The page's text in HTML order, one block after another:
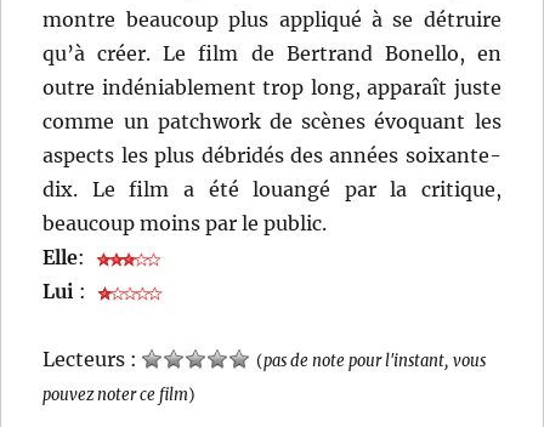
montre beaucoup plus appliqué à se détruire
qu’à créer. Le film de Bertrand Bonello, en
outre indéniablement trop long, apparaît juste
comme un patchwork de scènes évoquant les
aspects les plus débridés des années soixante-
dix. Le film a été louangé par la critique,
beaucoup moins par le public.
Elle:
Lui :
Lecteurs : (pas de note pour l'instant, vous
pouvez noter ce film)